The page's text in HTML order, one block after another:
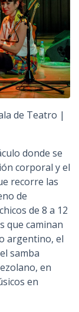
de Teatro |
donde se
corporal y el
recorre las
de
de 8 a 12
que caminan
argentino, el
samba
en
en